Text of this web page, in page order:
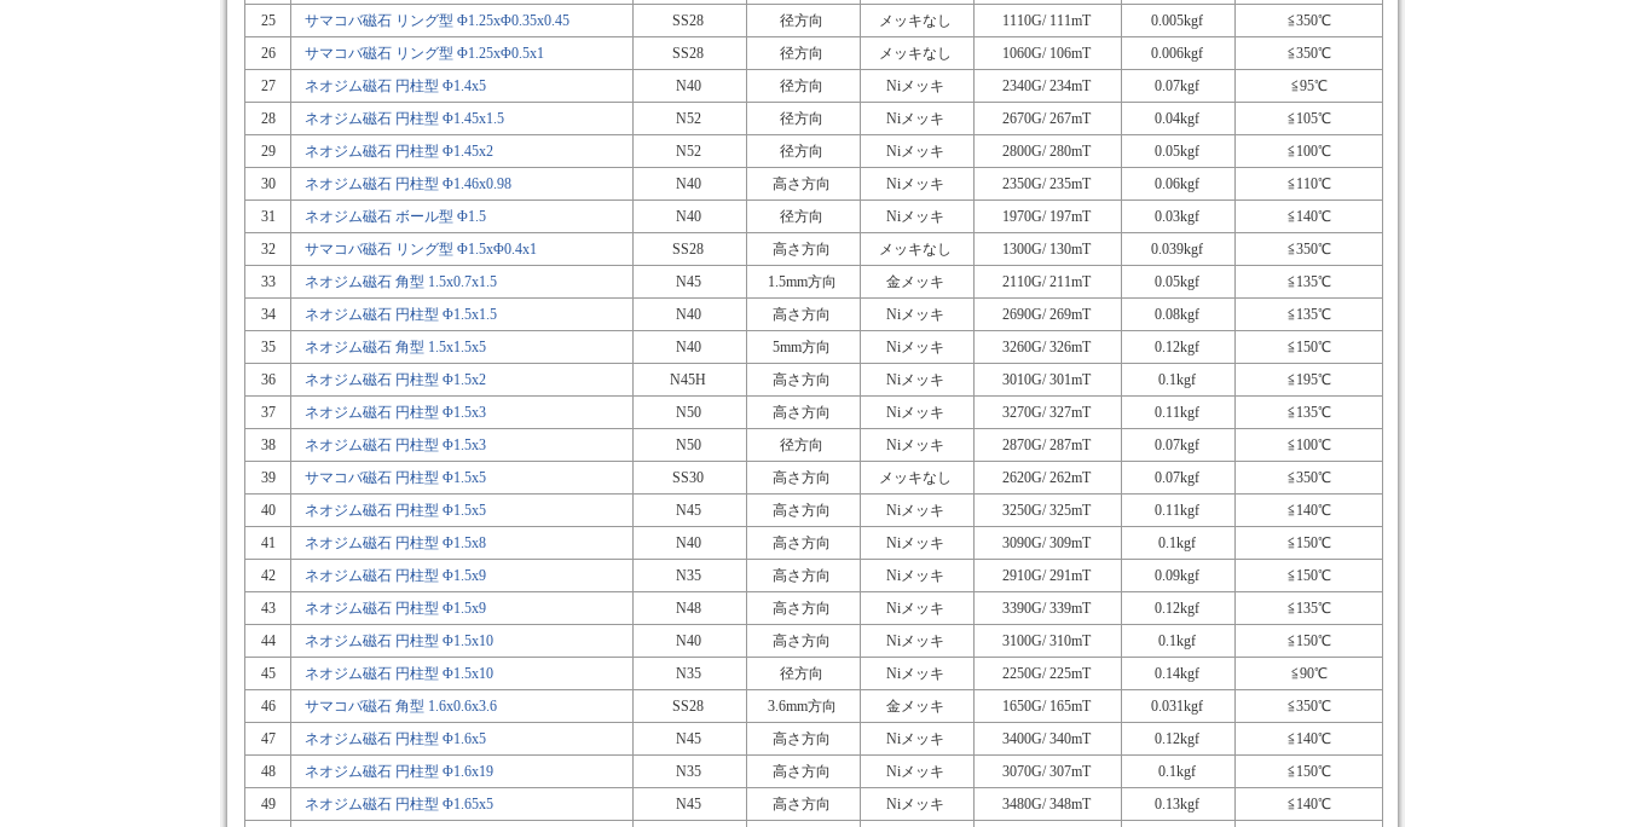
25
サマコバ磁石 リング型 Φ1.25xΦ0.35x0.45 SS28 径方向 メッキなし 1110G/ 111mT 0.005kgf
≦350℃
26
サマコバ磁石 リング型 Φ1.25xΦ0.5x1 SS28 径方向 メッキなし 1060G/ 106mT 0.006kgf
≦350℃
27
ネオジム磁石 円柱型 Φ1.4x5 N40 径方向 Niメッキ 2340G/ 234mT 0.07kgf
≦95℃
28
ネオジム磁石 円柱型 Φ1.45x1.5 N52 径方向 Niメッキ 2670G/ 267mT 0.04kgf
≦105℃
29
ネオジム磁石 円柱型 Φ1.45x2 N52 径方向 Niメッキ 2800G/ 280mT 0.05kgf
≦100℃
30
ネオジム磁石 円柱型 Φ1.46x0.98 N40 高さ方向 Niメッキ 2350G/ 235mT 0.06kgf
≦110℃
31
ネオジム磁石 ボール型 Φ1.5 N40 径方向 Niメッキ 1970G/ 197mT 0.03kgf
≦140℃
32
サマコバ磁石 リング型 Φ1.5xΦ0.4x1 SS28 高さ方向 メッキなし 1300G/ 130mT 0.039kgf
≦350℃
33
ネオジム磁石 角型 1.5x0.7x1.5 N45 1.5mm方向 金メッキ 2110G/ 211mT 0.05kgf
≦135℃
34
ネオジム磁石 円柱型 Φ1.5x1.5 N40 高さ方向 Niメッキ 2690G/ 269mT 0.08kgf
≦135℃
35
ネオジム磁石 角型 1.5x1.5x5 N40 5mm方向 Niメッキ 3260G/ 326mT 0.12kgf
≦150℃
36
ネオジム磁石 円柱型 Φ1.5x2 N45H 高さ方向 Niメッキ 3010G/ 301mT 0.1kgf
≦195℃
37
ネオジム磁石 円柱型 Φ1.5x3 N50 高さ方向 Niメッキ 3270G/ 327mT 0.11kgf
≦135℃
38
ネオジム磁石 円柱型 Φ1.5x3 N50 径方向 Niメッキ 2870G/ 287mT 0.07kgf
≦100℃
39
サマコバ磁石 円柱型 Φ1.5x5 SS30 高さ方向 メッキなし 2620G/ 262mT 0.07kgf
≦350℃
40
ネオジム磁石 円柱型 Φ1.5x5 N45 高さ方向 Niメッキ 3250G/ 325mT 0.11kgf
≦140℃
41
ネオジム磁石 円柱型 Φ1.5x8 N40 高さ方向 Niメッキ 3090G/ 309mT 0.1kgf
≦150℃
42
ネオジム磁石 円柱型 Φ1.5x9 N35 高さ方向 Niメッキ 2910G/ 291mT 0.09kgf
≦150℃
43
ネオジム磁石 円柱型 Φ1.5x9 N48 高さ方向 Niメッキ 3390G/ 339mT 0.12kgf
≦135℃
44
ネオジム磁石 円柱型 Φ1.5x10 N40 高さ方向 Niメッキ 3100G/ 310mT 0.1kgf
≦150℃
45
ネオジム磁石 円柱型 Φ1.5x10 N35 径方向 Niメッキ 2250G/ 225mT 0.14kgf
≦90℃
46
サマコバ磁石 角型 1.6x0.6x3.6 SS28 3.6mm方向 金メッキ 1650G/ 165mT 0.031kgf
≦350℃
47
ネオジム磁石 円柱型 Φ1.6x5 N45 高さ方向 Niメッキ 3400G/ 340mT 0.12kgf
≦140℃
48
ネオジム磁石 円柱型 Φ1.6x19 N35 高さ方向 Niメッキ 3070G/ 307mT 0.1kgf
≦150℃
49
ネオジム磁石 円柱型 Φ1.65x5 N45 高さ方向 Niメッキ 3480G/ 348mT 0.13kgf
≦140℃